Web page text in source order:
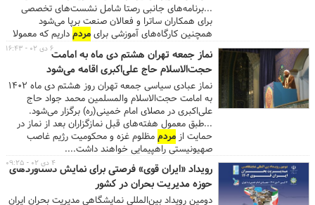
خمینی(ره) ، پارکینگ‌های درب شماره ۱۹و ۲۰ در بزرگراه
شهید سلیمانی(رسالت) و درب شماره ۷ در خیابان شهید
قنبرزاده از ساعت ۱۷ آماده میزبانی از عموم
مردمخواهد
بود. ...
۱۴۰۲ در مصلای امام خمینی(ره) برگزار می‌شود.
...برنامه‌های جانبی رصتا شامل نشست‌های تخصصی
برای همکاران ساترا و فعالان صنعت برپا می‌شود
همچنین کارگاه‌های آموزشی برایمردمداریم که معمولا
بین ساعت ۱۵ تا ۱۶:۳۰ برپا می‌شود. با توجه به پیشرفت
فزاینده اخیر هوش مصنوعی، تالار هوش مصنوعی را
خواهیم داشت که در آن مسابقاتی برگزار می‌شود. ...
نماز جمعه تهران هشتم دی ماه به امامت
حجت‌الاسلام حاج علی‌اکبری اقامه می‌شود
نماز عبادی سیاسی جمعه تهران روز هشتم دی ماه 1402
به امامت حجت‌الاسلام والمسلمین محمد جواد حاج
علی‌اکبری در مصلای امام خمینی(ره) برگزار می‌شود.
...طبق معمول هفته‌های قبل نمازگزاران بعد از نماز در
حمایت ازمردممظلوم غزه و محکومیت رژیم غاصب
صهیونیستی راهپیمایی خواهند داشت....
۶ دی ۰۲ - ۱۶:۴۳
رویداد «ایران قوی» فرصتی برای نمایش دستاوردهای
حوزه مدیریت بحران در کشور
دومین رویداد بین‌المللی نمایشگاهی مدیریت بحران ایران
۴ دی ۰۲ - ۰۹:۲۵